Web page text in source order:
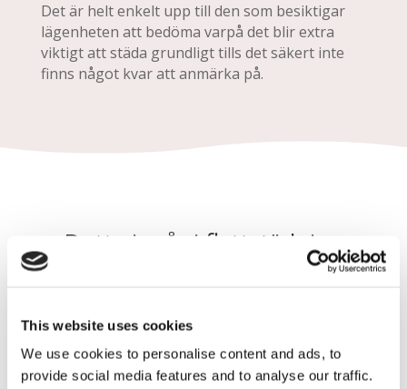
This website uses cookies
We use cookies to personalise content and ads, to
provide social media features and to analyse our traffic.
Det är helt enkelt upp till den som besiktigar
lägenheten att bedöma varpå det blir extra
viktigt att städa grundligt tills det säkert inte
finns något kvar att anmärka på.
Detta ingår i flyttstädning
Tio dagars städgaranti